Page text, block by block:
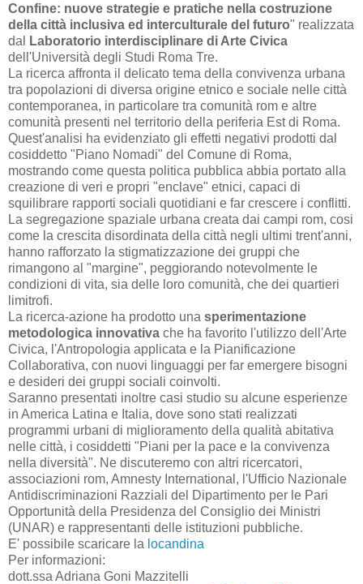
Confine: nuove strategie e pratiche nella costruzione
della città inclusiva ed interculturale del futuro" realizzata
dal
Laboratorio interdisciplinare di Arte Civica
dell'Università degli Studi Roma Tre.
La ricerca affronta il delicato tema della convivenza urbana
tra popolazioni di diversa origine etnico e sociale nelle città
contemporanea, in particolare tra comunità rom e altre
comunità presenti nel territorio della periferia Est di Roma.
Quest'analisi ha evidenziato gli effetti negativi prodotti dal
cosiddetto "Piano Nomadi" del Comune di Roma,
mostrando come questa politica pubblica abbia portato alla
creazione di veri e propri "enclave" etnici, capaci di
squilibrare rapporti sociali quotidiani e far crescere i conflitti.
La segregazione spaziale urbana creata dai campi rom, cosi
come la crescita disordinata della città negli ultimi trent'anni,
hanno rafforzato la stigmatizzazione dei gruppi che
rimangono al "margine", peggiorando notevolmente le
condizioni di vita, sia delle loro comunità, che dei quartieri
limitrofi.
La ricerca-azione ha prodotto una sperimentazione
metodologica innovativa che ha favorito l'utilizzo dell'Arte
Civica, l'Antropologia applicata e la Pianificazione
Collaborativa, con nuovi linguaggi per far emergere bisogni
e desideri dei gruppi sociali coinvolti.
Saranno presentati inoltre casi studio su alcune esperienze
in America Latina e Italia, dove sono stati realizzati
programmi urbani di miglioramento della qualità abitativa
nelle città, i cosiddetti "Piani per la pace e la convivenza
nella diversità". Ne discuteremo con altri ricercatori,
associazioni rom, Amnesty International, l'Ufficio Nazionale
Antidiscriminazioni Razziali del Dipartimento per le Pari
Opportunità della Presidenza del Consiglio dei Ministri
(UNAR) e rappresentanti delle istituzioni pubbliche.
E' possibile scaricare la locandina
Per informazioni:
dott.ssa Adriana Goni Mazzitelli